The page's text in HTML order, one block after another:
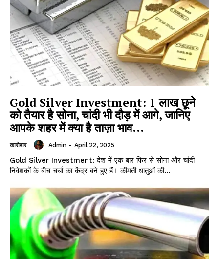
Gold Silver Investment: 1 लाख छूने
को तैयार है सोना, चांदी भी दौड़ में आगे, जानिए
आपके शहर में क्या है ताज़ा भाव…
कारोबार Admin - April 22, 2025
Gold Silver Investment: देश में एक बार फिर से सोना और चांदी
निवेशकों के बीच चर्चा का केंद्र बने हुए हैं। कीमती धातुओं की...